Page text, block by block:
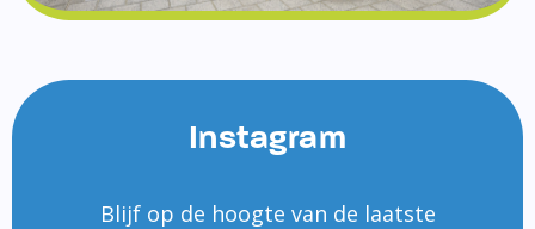
Instagram
Blijf op de hoogte van de laatste